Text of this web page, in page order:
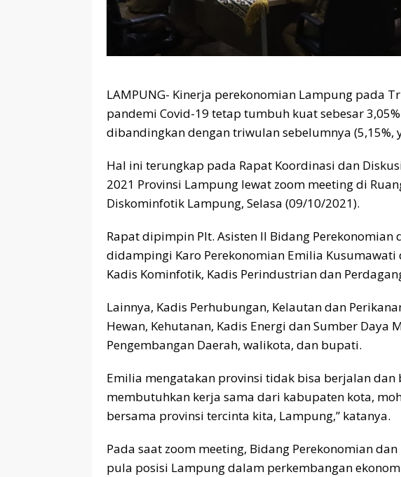
LAMPUNG- Kinerja perekonomian Lampung pada
pandemi Covid-19 tetap tumbuh kuat sebesar
dibandingkan dengan triwulan sebelumnya (5,15%,
Hal ini terungkap pada Rapat Koordinasi dan
2021 Provinsi Lampung lewat zoom meeting di
Diskominfotik Lampung, Selasa (09/10/2021).
Rapat dipimpin Plt. Asisten II Bidang Perekonomian
didampingi Karo Perekonomian Emilia
Kadis Kominfotik, Kadis Perindustrian dan
Lainnya, Kadis Perhubungan, Kelautan dan
Hewan, Kehutanan, Kadis Energi dan Sumber Daya
Pengembangan Daerah, walikota, dan bupati.
Emilia mengatakan provinsi tidak bisa berjalan dan
membutuhkan kerja sama dari kabupaten kota,
bersama provinsi tercinta kita, Lampung,” katanya.
Pada saat zoom meeting, Bidang Perekonomian
pula posisi Lampung dalam perkembangan